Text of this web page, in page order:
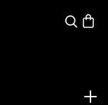
Cerca